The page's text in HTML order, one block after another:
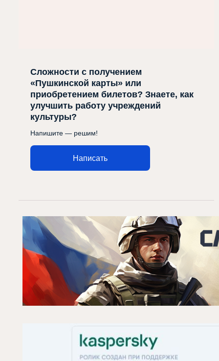
Сложности с получением
«Пушкинской карты» или
приобретением билетов? Знаете, как
улучшить работу учреждений
культуры?
Напишите — решим!
Написать